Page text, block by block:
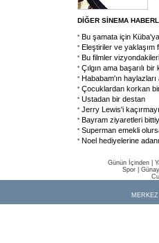
DİĞER SİNEMA
Bu şamata için
Eleştiriler ve yaklaşım
Bu filmler
Çılgın ama başarılı
Hababam'ın
Çocuklardan korkan
Ustadan bir destan
Jerry Lewis'i
Bayram ziyaretleri
Superman emekli
Noel hediyelerine
Günün İçinden
Spor